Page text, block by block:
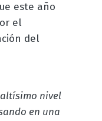
este año
el
del
altísimo nivel
en una